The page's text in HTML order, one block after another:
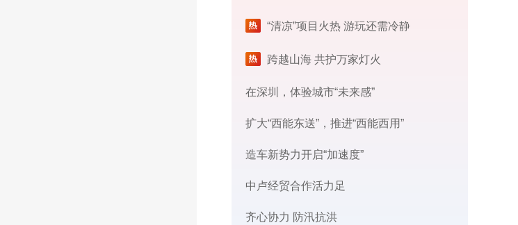
“清凉”项目火热 游玩还需冷静
跨越山海 共护万家灯火
在深圳，体验城市“未来感”
扩大“西能东送”，推进“西能西用”
造车新势力开启“加速度”
中卢经贸合作活力足
齐心协力 防汛抗洪